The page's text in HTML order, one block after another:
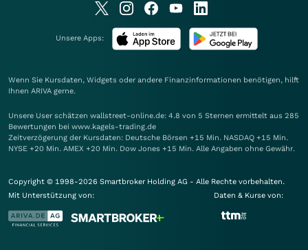
Unsere Apps:
Wenn Sie Kursdaten, Widgets oder andere Finanzinformationen benötigen, hilft
Ihnen ARIVA gerne.
Unsere User schätzen wallstreet-online.de: 4.8 von 5 Sternen ermittelt aus 285
Bewertungen bei www.kagels-trading.de
Zeitverzögerung der Kursdaten: Deutsche Börsen +15 Min. NASDAQ +15 Min.
NYSE +20 Min. AMEX +20 Min. Dow Jones +15 Min. Alle Angaben ohne Gewähr.
Copyright © 1998-2026 Smartbroker Holding AG - Alle Rechte vorbehalten.
Mit Unterstützung von:
Daten & Kurse von: